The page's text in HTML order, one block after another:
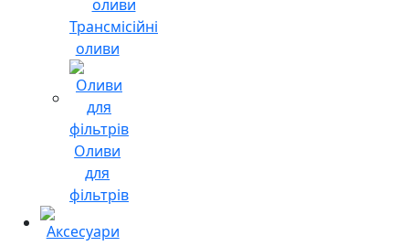
Трансмісійні
оливи
Оливи
для
фільтрів